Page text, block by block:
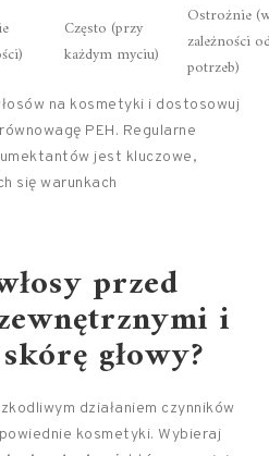
Często (przy
każdym myciu)
Ostrożnie
zależności
potrzeb)
na kosmetyki i dostosowuj
PEH. Regularne
jest kluczowe,
się warunkach
przed
i
głowy?
działaniem czynników
kosmetyki. Wybieraj